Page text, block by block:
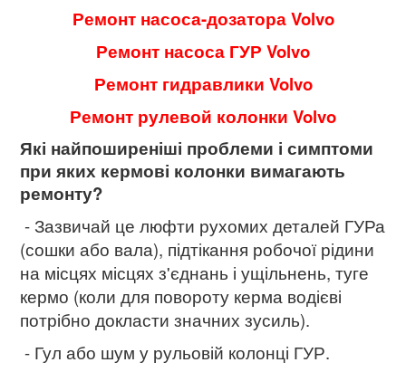
Ремонт насоса-дозатора Volvo
Ремонт насоса ГУР Volvo
Ремонт гидравлики Volvo
Ремонт рулевой колонки Volvo
Які найпоширеніші проблеми і симптоми
при яких кермові колонки вимагають
ремонту?
- Зазвичай це люфти рухомих деталей ГУРа
(сошки або вала), підтікання робочої рідини
на місцях місцях з'єднань і ущільнень, туге
кермо (коли для повороту керма водієві
потрібно докласти значних зусиль).
- Гул або шум у рульовій колонці ГУР.